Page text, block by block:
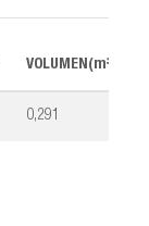
VOLUMEN(m³)
0,291